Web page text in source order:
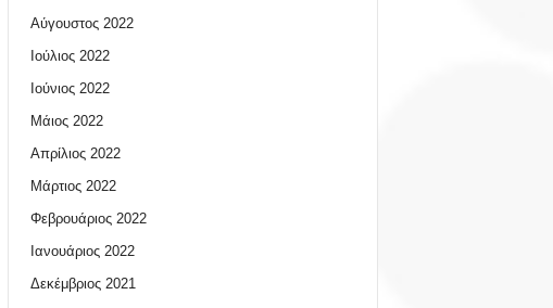
Αύγουστος 2022
Ιούλιος 2022
Ιούνιος 2022
Μάιος 2022
Απρίλιος 2022
Μάρτιος 2022
Φεβρουάριος 2022
Ιανουάριος 2022
Δεκέμβριος 2021